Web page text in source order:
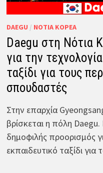
DAEGU / ΝΌΤΙΑ ΚΟΡΈΑ
Daegu στη Νότια
για την
ταξίδι για τους
σπουδαστές
Στην επαρχία
βρίσκεται η πόλη
δημοφιλής προορισμός
εκπαιδευτικό ταξίδι